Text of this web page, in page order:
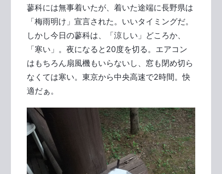
蓼科には無事着いたが、着いた途端に長野県は
「梅雨明け」宣言された。いいタイミングだ。
しかし今日の蓼科は、「涼しい」どころか、
「寒い」。夜になると20度を切る。エアコン
はもちろん扇風機もいらないし、窓も閉め切ら
なくては寒い。東京から中央高速で2時間。快
適だぁ。